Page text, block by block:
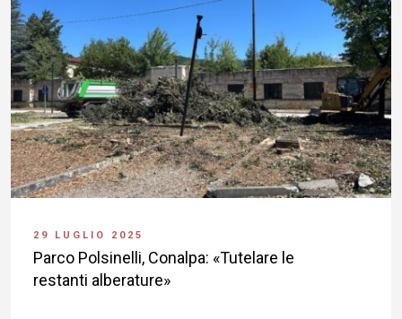
29 LUGLIO 2025
Parco Polsinelli, Conalpa: «Tutelare le
restanti alberature»